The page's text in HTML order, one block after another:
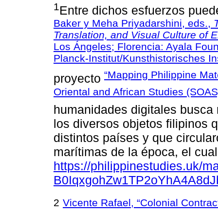
1Entre dichos esfuerzos
Baker y Meha Priyadarshini, eds.,
Translation, and Visual Culture of
Los Ángeles; Florencia: Ayala
Planck-Institut/Kunsthistorisches
proyecto “Mapping Philippine
Oriental and African Studies
humanidades digitales
los diversos objetos filipinos
distintos países y que
marítimas de la época, el
https://philippinestudies.uk/
2 Vicente Rafael, “Colonial